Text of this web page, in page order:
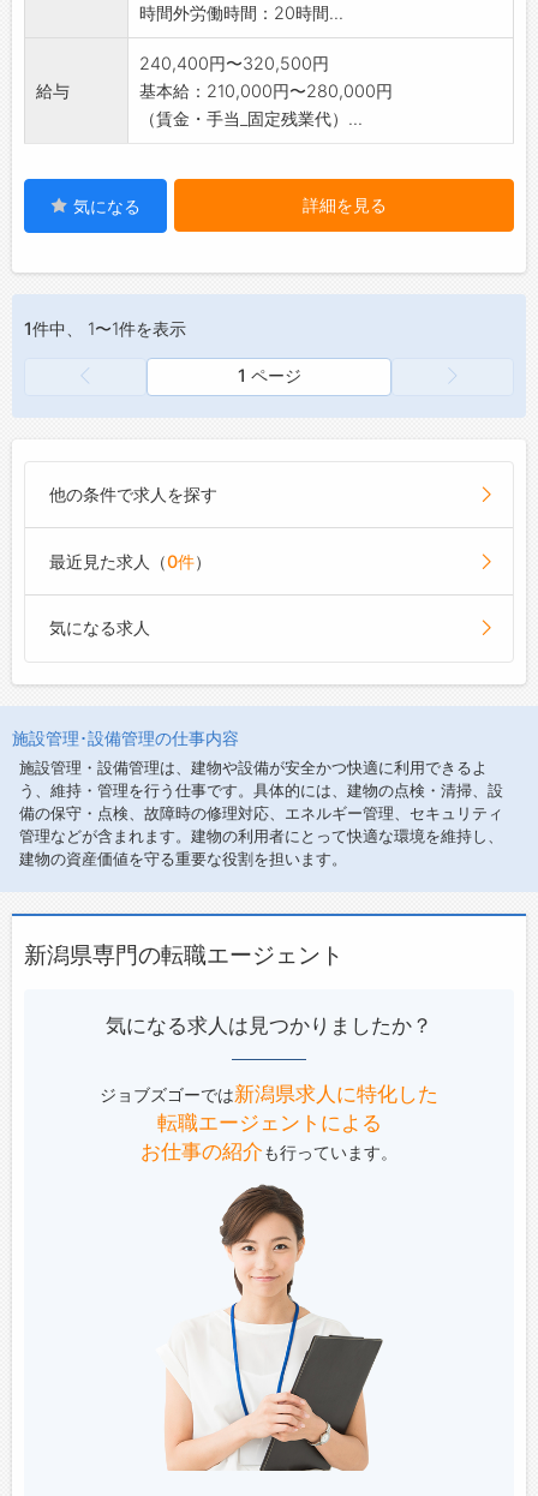
時間外労働時間：20時間...
給与
240,400円〜320,500円
基本給：210,000円〜280,000円
（賃金・手当_固定残業代）...
気になる 詳細を見る
1件中、 1〜1件を表示
1 ページ
他の条件で求人を探す
最近見た求人（0件）
気になる求人
施設管理･設備管理の仕事内容
施設管理・設備管理は、建物や設備が安全かつ快適に利用できるよ
う、維持・管理を行う仕事です。具体的には、建物の点検・清掃、設
備の保守・点検、故障時の修理対応、エネルギー管理、セキュリティ
管理などが含まれます。建物の利用者にとって快適な環境を維持し、
建物の資産価値を守る重要な役割を担います。
新潟県専門の転職エージェント
気になる求人は見つかりましたか？
ジョブズゴーでは新潟県求人に特化した
転職エージェントによる
お仕事の紹介も行っています。